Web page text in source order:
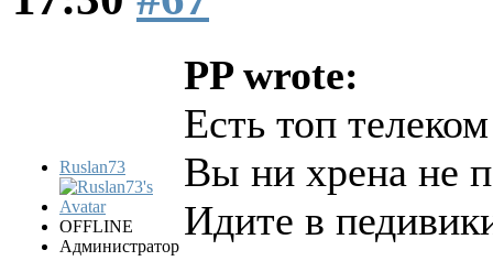
Ruslan73
OFFLINE
Администратор
PP wrote:
Есть топ
Вы ни хрена не
Идите в